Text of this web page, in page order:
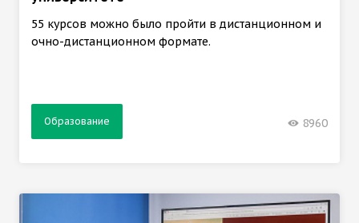
55 курсов можно было пройти в дистанционном и
очно-дистанционном формате.
Образование 8960